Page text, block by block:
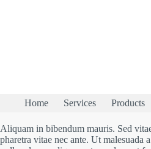
Home Services Products
Aliquam in bibendum mauris. Sed
pharetra vitae nec ante. Ut malesuada